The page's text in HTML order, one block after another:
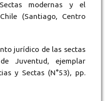
modernas y el
(Santiago, Centro
jurídico de las sectas
Juventud, ejemplar
y Sectas (N°53), pp.